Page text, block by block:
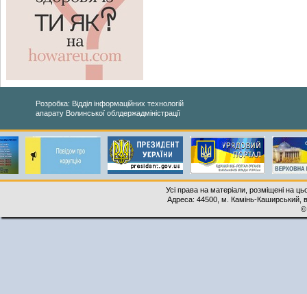
Розробка: Відділ інформаційних технологій
апарату Волинської облдержадміністрації
Усі права на матеріали, розміщені на
Адреса: 44500, м. Камінь-Каширський,
©